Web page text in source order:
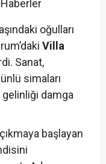
oğulları
Villa
Sanat,
simaları
gelinliği damga
başlayan